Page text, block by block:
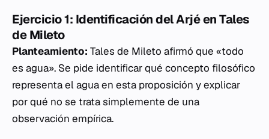
Ejercicio 1: Identificación delArjéen Tales
de Mileto
Planteamiento: Tales de Mileto afirmó que «todo
es agua». Se pide identificar qué concepto filosófico
representa el agua en esta proposición y explicar
por qué no se trata simplemente de una
observación empírica.